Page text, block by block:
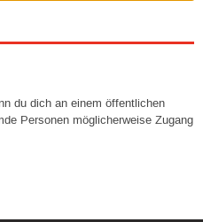
du dich an einem öffentlichen
Personen möglicherweise Zugang